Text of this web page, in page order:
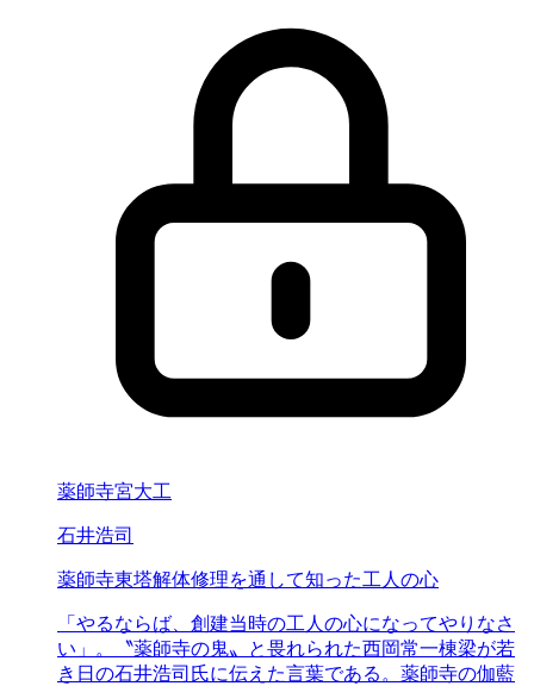
薬師寺宮大工
石井浩司
薬師寺東塔解体修理を通して知った工人の心
「やるならば、創建当時の工人の心になってやりなさ
い」。〝薬師寺の鬼〟と畏れられた西岡常一棟梁が若
き日の石井浩司氏に伝えた言葉である。薬師寺の伽藍